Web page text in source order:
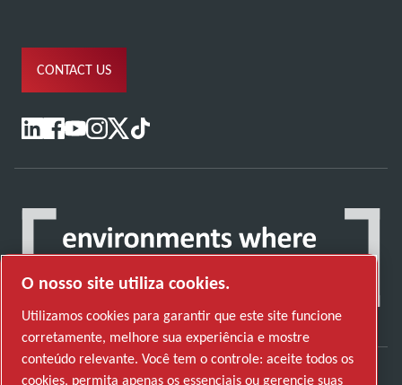
CONTACT US
O nosso site utiliza cookies.
Utilizamos cookies para garantir que este site funcione
corretamente, melhore sua experiência e mostre
conteúdo relevante. Você tem o controle: aceite todos os
cookies, permita apenas os essenciais ou gerencie suas